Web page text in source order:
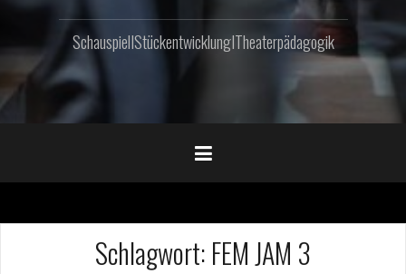
SchauspielIStückentwicklungITheaterpädagogik
Schlagwort: FEM JAM 3